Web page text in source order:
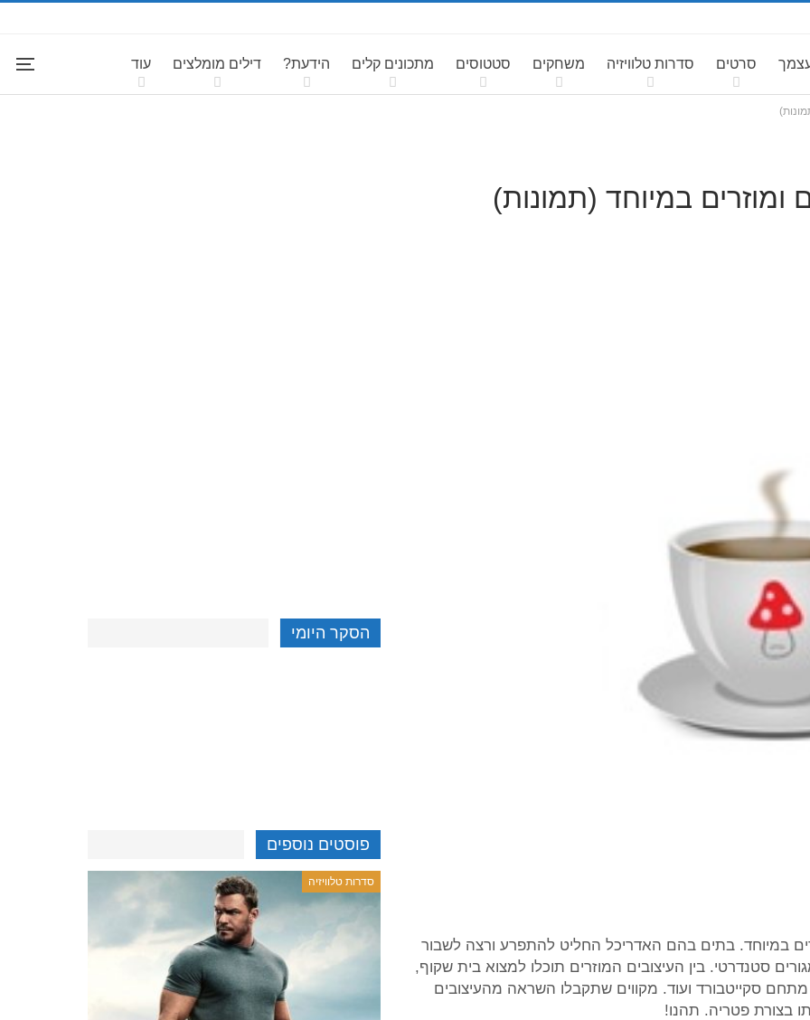
סרטים סדרות טלוויזיה משחקים סטטוסים מתכונים קלים הידעת? דילים מומלצים עוד
ומוזרים במיוחד. בתים בהם האדריכל החליט להתפרע ורצה לשבור
סטנדרטי. בין העיצובים המוזרים תוכלו למצוא בית שקוף,
סקייטבורד ועוד. מקווים שתקבלו השראה מהעיצובים
בצורת פטריה. תהנו!
הסקר היומי
פוסטים נוספים
סדרות טלוויזיה